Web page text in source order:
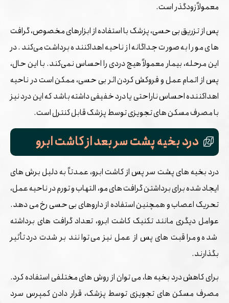
معمولاً زودگذر است.
پس از تزریق بی‌ حسی، پزشک با استفاده از ابزارهای مخصوص، گرافت‌
های مو را به صورت جداگانه از ناحیه اهداکننده برداشت می‌کند. در
این مرحله، بیمار معمولاً هیچ دردی را احساس نمی‌کند. با این حال،
پس از اتمام عمل و فروکش کردن اثر بی‌ حسی، ممکن است در ناحیه
اهداکننده احساس ناراحتی یا درد خفیفی داشته باشد که این درد نیز
با مصرف مسکن‌ های تجویزی توسط پزشک قابل کنترل است.
درد بخیه پشت سر بعد از کاشت ابرو
درد بخیه ‌های پشت سر پس از کاشت ابرو، عمدتاً به دلیل برش ‌های
ایجاد شده برای برداشتن گرافت ‌های مو، التهاب و تورم در ناحیه عمل،
تحریک اعصاب و همچنین استفاده از داروهای بی حسی رخ می‌ دهد.
عوامل دیگری مانند تکنیک کاشت ابرو، تعداد گرافت ‌های برداشته
شده و مراقبت ‌های پس از عمل نیز می ‌توانند بر شدت درد تأثیر
بگذارند.
برای کاهش درد بخیه‌ ها، می ‌توان از روش ‌های مختلفی استفاده کرد.
مصرف مسکن ‌های تجویزی توسط پزشک، قرار دادن کمپرس سرد